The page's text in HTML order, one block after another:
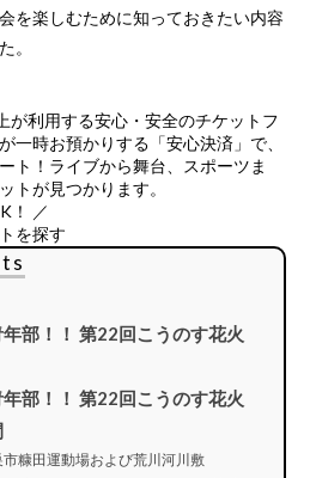
を楽しむために知っておきたい内容
。
が利用する安心・安全のチケットフ
一時お預かりする「安心決済」で、
ト！ライブから舞台、スポーツま
トが見つかります。
！ ／
を探す
年部！！ 第22回こうのす花火
年部！！ 第22回こうのす花火
市糠田運動場および荒川河川敷